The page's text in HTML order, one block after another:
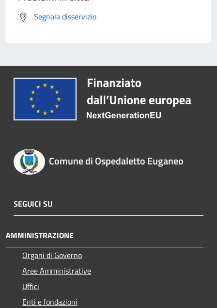
Segnala disservizio
Comune di Ospedaletto Euganeo
SEGUICI SU
AMMINISTRAZIONE
Organi di Governo
Aree Amministrative
Uffici
Enti e fondazioni